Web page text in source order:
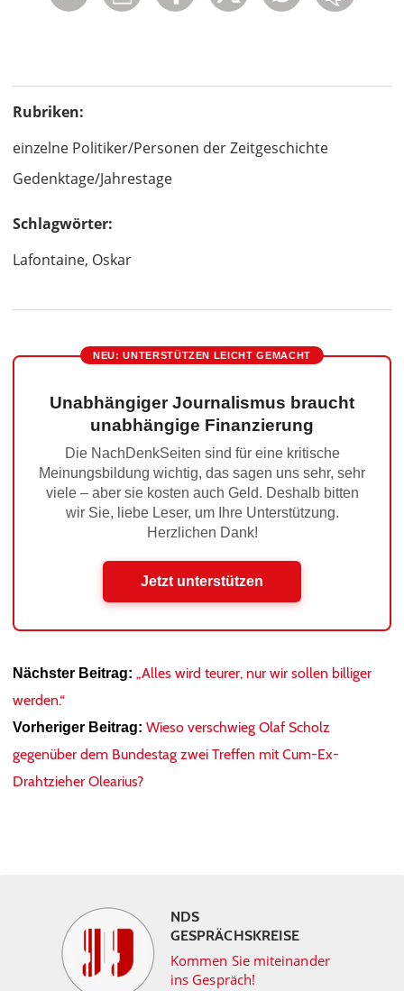
Rubriken:
einzelne Politiker/Personen der Zeitgeschichte
Gedenktage/Jahrestage
Schlagwörter:
Lafontaine, Oskar
NEU: UNTERSTÜTZEN LEICHT GEMACHT
Unabhängiger Journalismus braucht
unabhängige Finanzierung
Die NachDenkSeiten sind für eine kritische
Meinungsbildung wichtig, das sagen uns sehr, sehr
viele – aber sie kosten auch Geld. Deshalb bitten
wir Sie, liebe Leser, um Ihre Unterstützung.
Herzlichen Dank!
Jetzt unterstützen
Nächster Beitrag: „Alles wird teurer, nur wir sollen billiger
werden.“
Vorheriger Beitrag: Wieso verschwieg Olaf Scholz
gegenüber dem Bundestag zwei Treffen mit Cum-Ex-
Drahtzieher Olearius?
NDS
GESPRÄCHSKREISE
Kommen Sie miteinander
ins Gespräch!